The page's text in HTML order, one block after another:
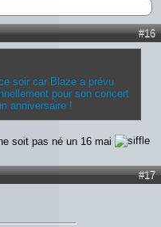
#16
soir car Blaze a prévu
pour son concert
anniversaire !
soit pas né un 16 mai
#17